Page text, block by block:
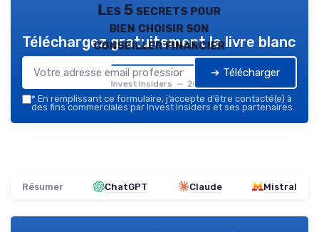
Les 5 secrets pour
bien choisir son
conseiller financier
Invest Insiders — 2026
Téléchargez gratuitement le livre blanc
➔ Télécharger
* En remplissant ce formulaire, j’accepte d’être contacté(e) à
des fins commerciales par Invest Insiders et ses partenaires.
Résumer ChatGPT Claude Mistral